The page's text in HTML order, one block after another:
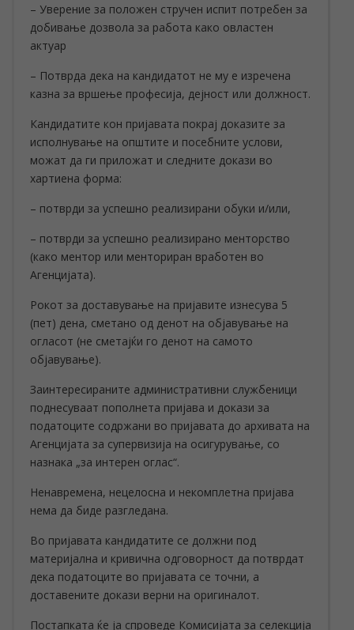
– Уверение за положен стручен испит потребен за
добивање дозвола за работа како овластен
актуар
– Потврда дека на кандидатот не му е изречена
казна за вршење професија, дејност или должност.
Кандидатите кон пријавата покрај доказите за
исполнување на општите и посебните услови,
можат да ги приложат и следните докази во
хартиена форма:
– потврди за успешно реализирани обуки и/или,
– потврди за успешно реализирано менторство
(како ментор или менториран вработен во
Агенцијата).
Рокот за доставување на пријавите изнесува 5
(пет) дена, сметано од денот на објавување на
огласот (не сметајќи го денот на самото
објавување).
Заинтересираните административни службеници
поднесуваат пополнета пријава и докази за
податоците содржани во пријавата до архивата на
Агенцијата за супервизија на осигурување, со
назнака „за интерен оглас“.
Ненавремена, нецелосна и некомплетна пријава
нема да биде разгледана.
Во пријавата кандидатите се должни под
материјална и кривична одговорност да потврдат
дека податоците во пријавата се точни, а
доставените докази верни на оригиналот.
Постапката ќе ја спроведе Комисијата за селекција